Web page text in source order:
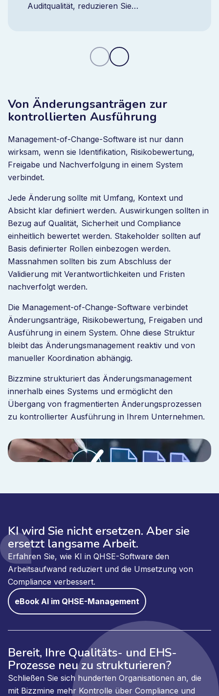
Auditqualität, reduzieren Sie
Von Änderungsanträgen zur
kontrollierten Ausführung
Management-of-Change-Software ist nur dann
wirksam, wenn sie Identifikation, Risikobewertung,
Freigabe und Nachverfolgung in einem System
verbindet.
Jede Änderung sollte mit Umfang, Kontext und
Absicht klar definiert werden. Auswirkungen sollten in
Bezug auf Qualität, Sicherheit und Compliance
einheitlich bewertet werden. Stakeholder sollten auf
Basis definierter Rollen einbezogen werden.
Massnahmen sollten bis zum Abschluss der
Validierung mit Verantwortlichkeiten und Fristen
nachverfolgt werden.
Die Management-of-Change-Software verbindet
Änderungsanträge, Risikobewertung, Freigaben und
Ausführung in einem System. Ohne diese Struktur
bleibt das Änderungsmanagement reaktiv und von
manueller Koordination abhängig.
Bizzmine strukturiert das Änderungsmanagement
innerhalb eines Systems und ermöglicht den
Übergang von fragmentierten Änderungsprozessen
zu kontrollierter Ausführung in Ihrem Unternehmen.
KI wird Sie nicht ersetzen. Aber sie
ersetzt langsame Arbeit.
Erfahren Sie, wie KI in QHSE-Software den
Arbeitsaufwand reduziert und die Umsetzung von
Compliance verbessert.
eBook AI im QHSE-Management
Bereit, Ihre Qualitäts- und EHS-
Prozesse neu zu strukturieren?
Schließen Sie sich hunderten Organisationen an, die
mit Bizzmine mehr Kontrolle über Compliance und